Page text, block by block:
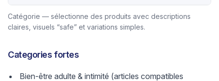
Catégorie — sélectionne des produits avec descriptions
claires, visuels “safe” et variations simples.
Categories fortes
Bien-être adulte & intimité (articles compatibles